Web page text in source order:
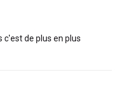
c'est de plus en plus